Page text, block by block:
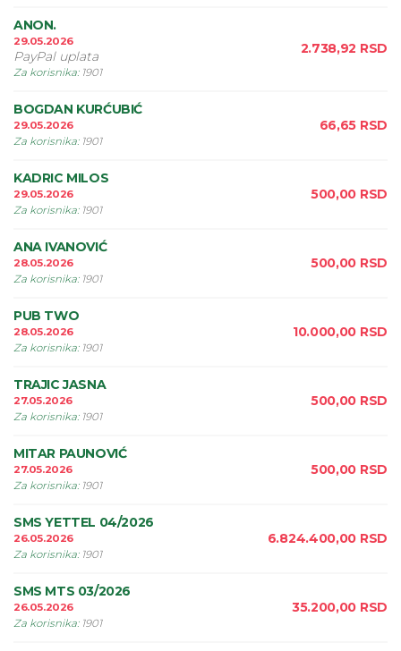
ANON.
29.05.2026
PayPal uplata
Za korisnika: 1901
2.738,92 RSD
BOGDAN KURĆUBIĆ
29.05.2026
Za korisnika: 1901
66,65 RSD
KADRIC MILOS
29.05.2026
Za korisnika: 1901
500,00 RSD
ANA IVANOVIĆ
28.05.2026
Za korisnika: 1901
500,00 RSD
PUB TWO
28.05.2026
Za korisnika: 1901
10.000,00 RSD
TRAJIC JASNA
27.05.2026
Za korisnika: 1901
500,00 RSD
MITAR PAUNOVIĆ
27.05.2026
Za korisnika: 1901
500,00 RSD
SMS YETTEL 04/2026
26.05.2026
Za korisnika: 1901
6.824.400,00 RSD
SMS MTS 03/2026
26.05.2026
Za korisnika: 1901
35.200,00 RSD